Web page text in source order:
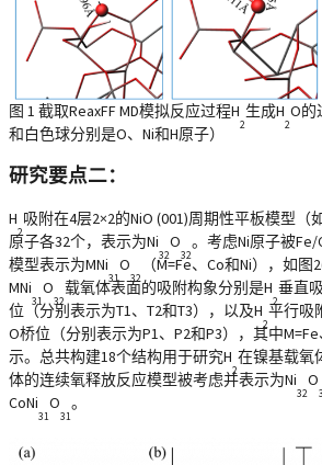
图 1 截取ReaxFF MD模拟反应过程H
2
生成H
2
O的
和白色球分别是O、Ni和H原子）
研究要点二：
H
2
吸附在4层2×2的NiO (001)周期性平板模型（
原子各32个，表示为Ni
32
O
32
。考虑Ni原子被
模型表示为MNi
31
O
32
（M=Fe、Co和Ni），如图
MNi
31
O
32
载氧体表面的吸附构象分别是H
2
垂直
位（分别表示为T1、T2和T3），以及H
2
平行吸
O桥位（分别表示为P1、P2和P3），其中
示。总共构建18个结构用于研究H
2
在镍基载氧
体的连续氧释放反应模型被考虑并表示为Ni
32
O
CoNi
31
O
31
。